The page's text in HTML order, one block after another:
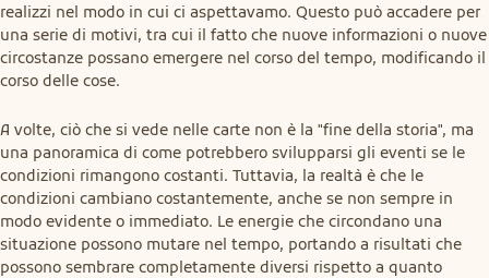
realizzi nel modo in cui ci aspettavamo. Questo può accadere per
una serie di motivi, tra cui il fatto che nuove informazioni o nuove
circostanze possano emergere nel corso del tempo, modificando il
corso delle cose.
A volte, ciò che si vede nelle carte non è la "fine della storia", ma
una panoramica di come potrebbero svilupparsi gli eventi se le
condizioni rimangono costanti. Tuttavia, la realtà è che le
condizioni cambiano costantemente, anche se non sempre in
modo evidente o immediato. Le energie che circondano una
situazione possono mutare nel tempo, portando a risultati che
possono sembrare completamente diversi rispetto a quanto